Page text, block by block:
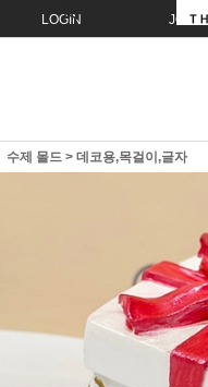
LOGIN JOIN
수제 몰드 > 데코용,목걸이,글자